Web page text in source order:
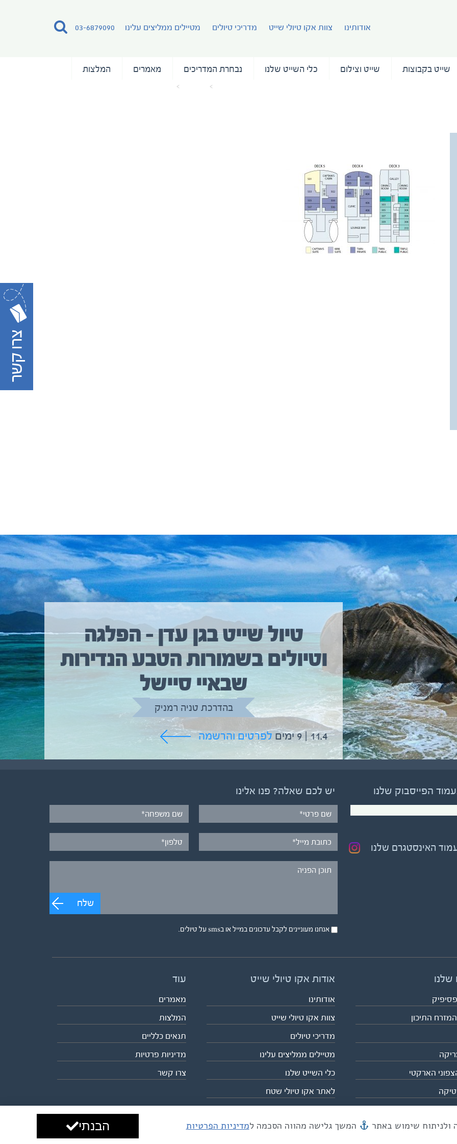
03-6879090 אודותינו צוות אקו טיולי שייט מדריכי טיולים מטיילים ממליצים עלינו
שייט בקבוצות שייט וצילום כלי השייט שלנו נבחרת המדריכים מאמרים המלצות
טיול שייט בגן עדן – הפלגה
וטיולים בשמורות הטבע הנדירות
שבאיי סיישל
בהדרכת טניה רמניק
11.4 | 9 ימים לפרטים והרשמה
טיול שייט מקיף איסלנד
בהדרכת גיל יניב
5.6 | 12 ימים לפרטים והרשמה
הפייסבוק שלנו
האינסטגרם שלנו
יש לכם שאלה? פנו אלינו
שלח
אנחנו מעוניינים לקבל עדכונים במייל או בsms על טיולים.
שלנו
התיכון
הארקטי
אודות אקו טיולי שייט
אודותינו
צוות אקו טיולי שייט
מדריכי טיולים
מטיילים ממליצים עלינו
כלי השייט שלנו
לאתר אקו טיולי שטח
עוד
מאמרים
המלצות
תנאים כלליים
מדיניות פרטיות
צרו קשר
מייל mail@eco.co.il | כתובתנו המסגר 55, תל אביב עיצוב ופיתוח: ביבר גלובל
המשך גלישה מהווה הסכמה למדיניות הפרטיות הבנתי